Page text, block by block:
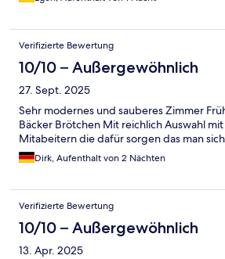
Verifizierte Bewertung
10/10 – Außergewöhnlich
27. Sept. 2025
Sehr modernes und sauberes Zimmer
Bäcker Brötchen Mit reichlich Auswahl
Mitabeitern die dafür sorgen das man
Dirk, Aufenthalt von 2 Nächten
Verifizierte Bewertung
10/10 – Außergewöhnlich
13. Apr. 2025